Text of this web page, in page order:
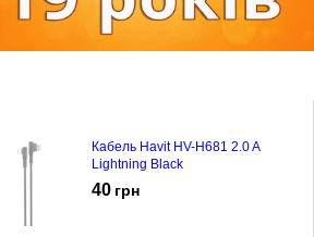
Кабель Havit HV-H681 2.0 A
Lightning Black
40 грн